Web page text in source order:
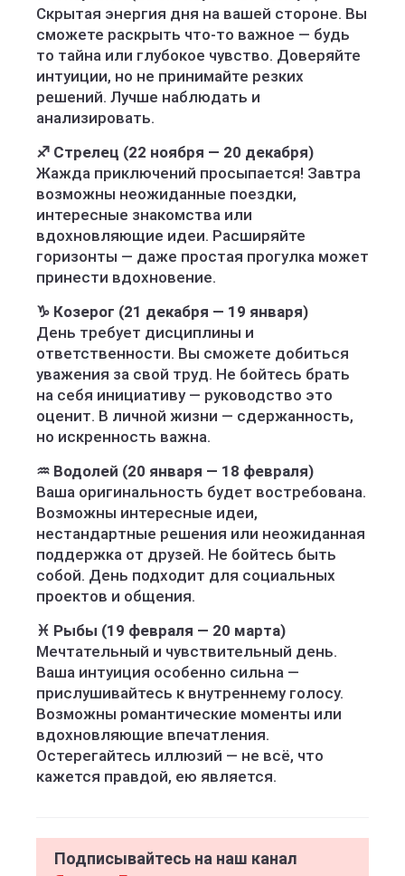
Скрытая энергия дня на вашей стороне. Вы
сможете раскрыть что-то важное — будь
то тайна или глубокое чувство. Доверяйте
интуиции, но не принимайте резких
решений. Лучше наблюдать и
анализировать.
♐ Стрелец (22 ноября — 20 декабря)
Жажда приключений просыпается! Завтра
возможны неожиданные поездки,
интересные знакомства или
вдохновляющие идеи. Расширяйте
горизонты — даже простая прогулка может
принести вдохновение.
♑ Козерог (21 декабря — 19 января)
День требует дисциплины и
ответственности. Вы сможете добиться
уважения за свой труд. Не бойтесь брать
на себя инициативу — руководство это
оценит. В личной жизни — сдержанность,
но искренность важна.
♒ Водолей (20 января — 18 февраля)
Ваша оригинальность будет востребована.
Возможны интересные идеи,
нестандартные решения или неожиданная
поддержка от друзей. Не бойтесь быть
собой. День подходит для социальных
проектов и общения.
♓ Рыбы (19 февраля — 20 марта)
Мечтательный и чувствительный день.
Ваша интуиция особенно сильна —
прислушивайтесь к внутреннему голосу.
Возможны романтические моменты или
вдохновляющие впечатления.
Остерегайтесь иллюзий — не всё, что
кажется правдой, ею является.
Подписывайтесь на наш канал